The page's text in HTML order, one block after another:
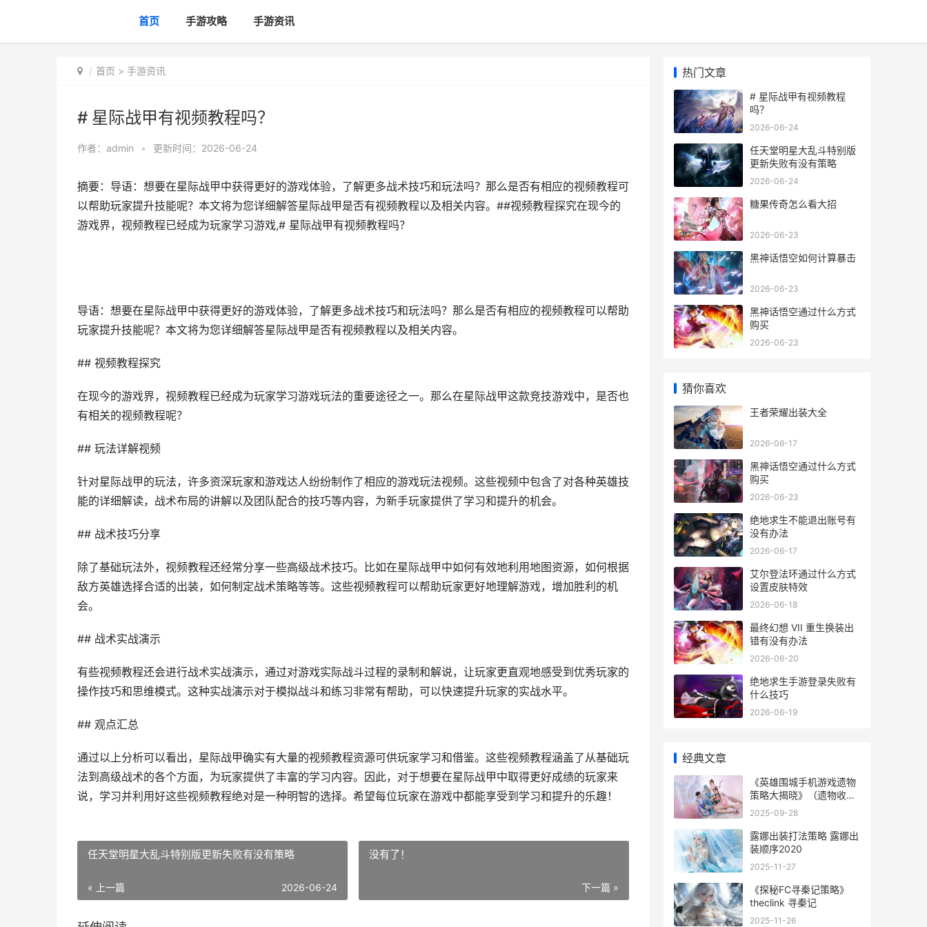
首页 手游攻略 手游资讯
首页 > 手游资讯
# 星际战甲有视频教程吗？
作者： admin • 更新时间：2026-06-24
摘要：导语：想要在星际战甲中获得更好的游戏体验，了解更多战术技巧和玩法吗？那么是否有相应的视频教程可
以帮助玩家提升技能呢？本文将为您详细解答星际战甲是否有视频教程以及相关内容。##视频教程探究在现今的
游戏界，视频教程已经成为玩家学习游戏,# 星际战甲有视频教程吗？
导语：想要在星际战甲中获得更好的游戏体验，了解更多战术技巧和玩法吗？那么是否有相应的视频教程可以帮助
玩家提升技能呢？本文将为您详细解答星际战甲是否有视频教程以及相关内容。
## 视频教程探究
在现今的游戏界，视频教程已经成为玩家学习游戏玩法的重要途径之一。那么在星际战甲这款竞技游戏中，是否也
有相关的视频教程呢？
## 玩法详解视频
针对星际战甲的玩法，许多资深玩家和游戏达人纷纷制作了相应的游戏玩法视频。这些视频中包含了对各种英雄技
能的详细解读，战术布局的讲解以及团队配合的技巧等内容，为新手玩家提供了学习和提升的机会。
## 战术技巧分享
除了基础玩法外，视频教程还经常分享一些高级战术技巧。比如在星际战甲中如何有效地利用地图资源，如何根据
敌方英雄选择合适的出装，如何制定战术策略等等。这些视频教程可以帮助玩家更好地理解游戏，增加胜利的机
会。
## 战术实战演示
有些视频教程还会进行战术实战演示，通过对游戏实际战斗过程的录制和解说，让玩家更直观地感受到优秀玩家的
操作技巧和思维模式。这种实战演示对于模拟战斗和练习非常有帮助，可以快速提升玩家的实战水平。
## 观点汇总
通过以上分析可以看出，星际战甲确实有大量的视频教程资源可供玩家学习和借鉴。这些视频教程涵盖了从基础玩
法到高级战术的各个方面，为玩家提供了丰富的学习内容。因此，对于想要在星际战甲中取得更好成绩的玩家来
说，学习并利用好这些视频教程绝对是一种明智的选择。希望每位玩家在游戏中都能享受到学习和提升的乐趣！
任天堂明星大乱斗特别版更新失败有没有策略
« 上一篇 2026-06-24
没有了！
下一篇 »
热门文章
# 星际战甲有视频教程
吗？
2026-06-24
任天堂明星大乱斗特别版
更新失败有没有策略
2026-06-24
糖果传奇怎么看大招
2026-06-23
黑神话悟空如何计算暴击
2026-06-23
黑神话悟空通过什么方式
购买
2026-06-23
猜你喜欢
王者荣耀出装大全
2026-06-17
黑神话悟空通过什么方式
购买
2026-06-23
绝地求生不能退出账号有
没有办法
2026-06-17
艾尔登法环通过什么方式
设置皮肤特效
2026-06-18
最终幻想 VII 重生换装出
错有没有办法
2026-06-20
绝地求生手游登录失败有
什么技巧
2026-06-19
经典文章
《英雄围城手机游戏遗物
策略大揭晓》（遗物收
集、合成和进阶策略 英雄
2025-09-28
露娜出装打法策略 露娜出
装顺序2020
2025-11-27
《探秘FC寻秦记策略》
theclink 寻秦记
2025-11-26